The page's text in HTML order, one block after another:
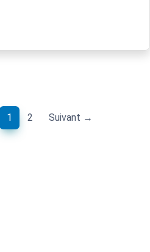
1 (current)
2 Suivant →